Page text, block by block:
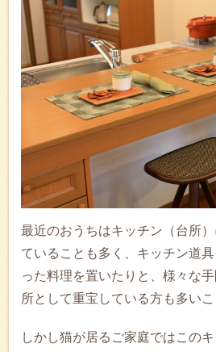
最近のおうちはキッチン（台所
ていることも多く、キッチン道
った料理を置いたりと、様々な
所として重宝している方も多いこ
しかし猫が居るご家庭ではこの